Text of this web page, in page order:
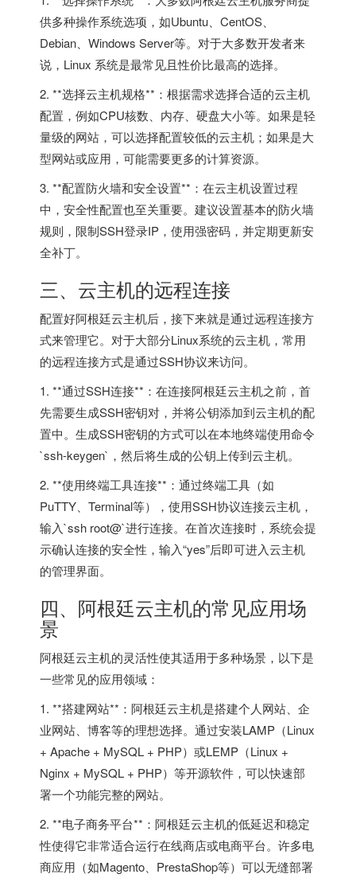
供多种操作系统选项，如Ubuntu、CentOS、
Debian、Windows Server等。对于大多数开发者来
说，Linux 系统是最常见且性价比最高的选择。
2. **选择云主机规格**：根据需求选择合适的云主机
配置，例如CPU核数、内存、硬盘大小等。如果是轻
量级的网站，可以选择配置较低的云主机；如果是大
型网站或应用，可能需要更多的计算资源。
3. **配置防火墙和安全设置**：在云主机设置过程
中，安全性配置也至关重要。建议设置基本的防火墙
规则，限制SSH登录IP，使用强密码，并定期更新安
全补丁。
三、云主机的远程连接
配置好阿根廷云主机后，接下来就是通过远程连接方
式来管理它。对于大部分Linux系统的云主机，常用
的远程连接方式是通过SSH协议来访问。
1. **通过SSH连接**：在连接阿根廷云主机之前，首
先需要生成SSH密钥对，并将公钥添加到云主机的配
置中。生成SSH密钥的方式可以在本地终端使用命令
`ssh-keygen`，然后将生成的公钥上传到云主机。
2. **使用终端工具连接**：通过终端工具（如
PuTTY、Terminal等），使用SSH协议连接云主机，
输入`ssh root@`进行连接。在首次连接时，系统会提
示确认连接的安全性，输入“yes”后即可进入云主机
的管理界面。
四、阿根廷云主机的常见应用场
景
阿根廷云主机的灵活性使其适用于多种场景，以下是
一些常见的应用领域：
1. **搭建网站**：阿根廷云主机是搭建个人网站、企
业网站、博客等的理想选择。通过安装LAMP（Linux
+ Apache + MySQL + PHP）或LEMP（Linux +
Nginx + MySQL + PHP）等开源软件，可以快速部
署一个功能完整的网站。
2. **电子商务平台**：阿根廷云主机的低延迟和稳定
性使得它非常适合运行在线商店或电商平台。许多电
商应用（如Magento、PrestaShop等）可以无缝部署